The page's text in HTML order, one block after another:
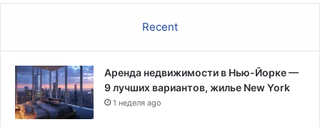
Recent
Аренда недвижимости в Нью-Йорке —
9 лучших вариантов, жилье New York
1 неделя ago